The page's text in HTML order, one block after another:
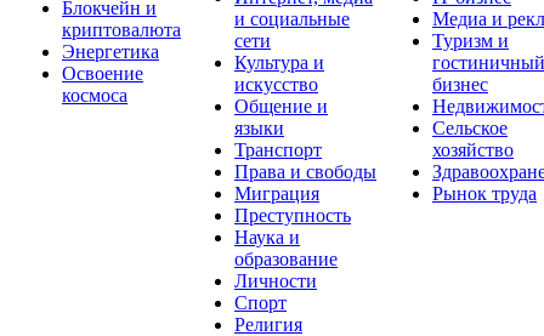
Блокчейн и
криптовалюта
Энергетика
Освоение
космоса
и социальные
сети
Культура и
искусство
Общение и
языки
Транспорт
Права и свободы
Миграция
Преступность
Наука и
образование
Личности
Спорт
Религия
Медиа и
Туризм и
гостиничный
бизнес
Сельское
хозяйство
Рынок труда